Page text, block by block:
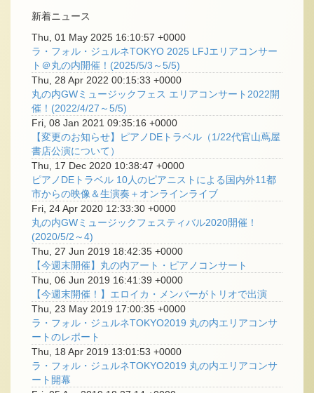
新着ニュース
Thu, 01 May 2025 16:10:57 +0000
ラ・フォル・ジュルネTOKYO 2025 LFJエリアコンサー
ト＠丸の内開催！(2025/5/3～5/5)
Thu, 28 Apr 2022 00:15:33 +0000
丸の内GWミュージックフェス エリアコンサート2022開
催！(2022/4/27～5/5)
Fri, 08 Jan 2021 09:35:16 +0000
【変更のお知らせ】ピアノDEトラベル（1/22代官山蔦屋
書店公演について）
Thu, 17 Dec 2020 10:38:47 +0000
ピアノDEトラベル 10人のピアニストによる国内外11都
市からの映像＆生演奏＋オンラインライブ
Fri, 24 Apr 2020 12:33:30 +0000
丸の内GWミュージックフェスティバル2020開催！
(2020/5/2～4)
Thu, 27 Jun 2019 18:42:35 +0000
【今週末開催】丸の内アート・ピアノコンサート
Thu, 06 Jun 2019 16:41:39 +0000
【今週末開催！】エロイカ・メンバーがトリオで出演
Thu, 23 May 2019 17:00:35 +0000
ラ・フォル・ジュルネTOKYO2019 丸の内エリアコンサ
ートのレポート
Thu, 18 Apr 2019 13:01:53 +0000
ラ・フォル・ジュルネTOKYO2019 丸の内エリアコンサ
ート開幕